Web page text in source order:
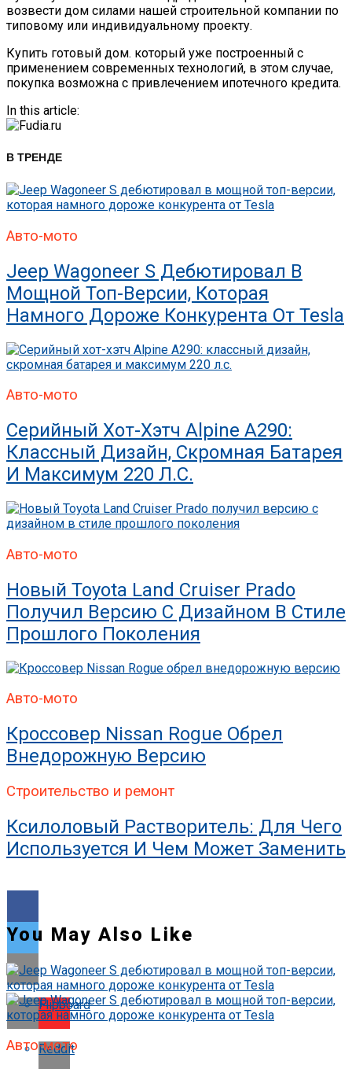
возвести дом силами нашей строительной компании по
типовому или индивидуальному проекту.
Купить готовый дом. который уже построенный с
применением современных технологий, в этом случае,
покупка возможна с привлечением ипотечного кредита.
In this article:
В ТРЕНДЕ
Авто-мото
Jeep Wagoneer S Дебютировал В
Мощной Топ-Версии, Которая
Намного Дороже Конкурента От Tesla
Авто-мото
Серийный Хот-Хэтч Alpine A290:
Классный Дизайн, Скромная Батарея
И Максимум 220 Л.с.
Авто-мото
Новый Toyota Land Cruiser Prado
Получил Версию С Дизайном В Стиле
Прошлого Поколения
Авто-мото
Кроссовер Nissan Rogue Обрел
Внедорожную Версию
Строительство и ремонт
Ксилоловый Растворитель: Для Чего
Используется И Чем Может Заменить
Flipboard
Reddit
You May Also Like
Авто-мото